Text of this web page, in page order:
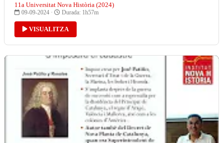
11a Universitat Nova Història (2024)
09-09-2024 · Durada: 1h57m
VISUALITZA